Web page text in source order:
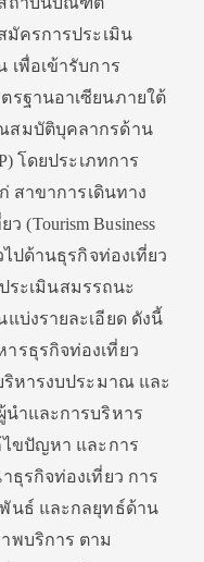
ครการประเมิน
เพื่อเข้ารับการ
รฐานอาเซียนภายใต้
สมบัติบุคลากรด้าน
โดยประเภทการ
สาขาการเดินทาง
(Tourism Business
ปด้านธุรกิจท่องเที่ยว
ประเมินสมรรถนะ
บ่งรายละเอียด ดังนี้
รธุรกิจท่องเที่ยว
ริหารงบประมาณ และ
นำและการบริหาร
ขปัญหา และการ
ธุรกิจท่องเที่ยว การ
นธ์ และกลยุทธ์ด้าน
พบริการ ตาม